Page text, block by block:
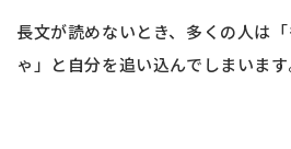
長文が読めないとき、多くの人は
ゃ」と自分を追い込んでしまいます